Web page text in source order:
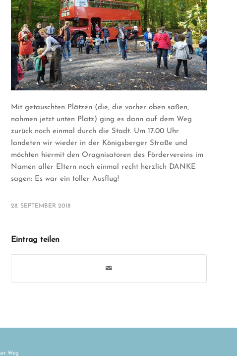
Mit getauschten Plätzen (die, die vorher oben saßen,
nahmen jetzt unten Platz) ging es dann auf dem Weg
zurück noch einmal durch die Stadt. Um 17.00 Uhr
landeten wir wieder in der Königsberger Straße und
möchten hiermit den Oragnisatoren des Fördervereins im
Namen aller Eltern noch einmal recht herzlich DANKE
sagen: Es war ein toller Ausflug!
28. SEPTEMBER 2018
Eintrag teilen
Weg